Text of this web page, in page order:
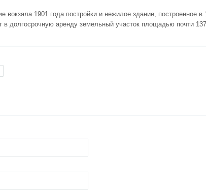
вокзала 1901 года постройки и нежилое здание,
в долгосрочную аренду земельный участок площадью почти